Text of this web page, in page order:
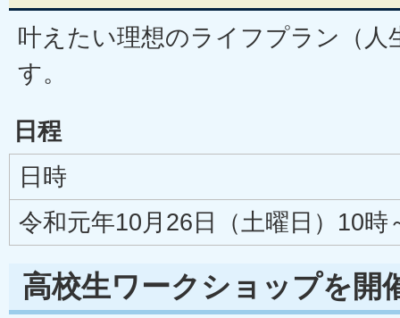
叶えたい理想のライフプラン（人
す。
日程
日時
令和元年10月26日（土曜日）10時
高校生ワークショップを開